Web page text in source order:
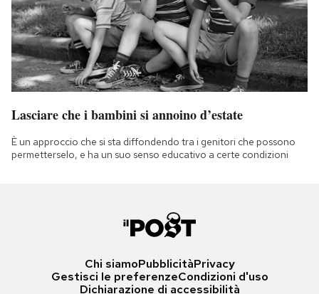
Lasciare che i bambini si annoino d’estate
È un approccio che si sta diffondendo tra i genitori che possono
permetterselo, e ha un suo senso educativo a certe condizioni
Chi siamoPubblicitàPrivacy
Gestisci le preferenzeCondizioni d'uso
Dichiarazione di accessibilità